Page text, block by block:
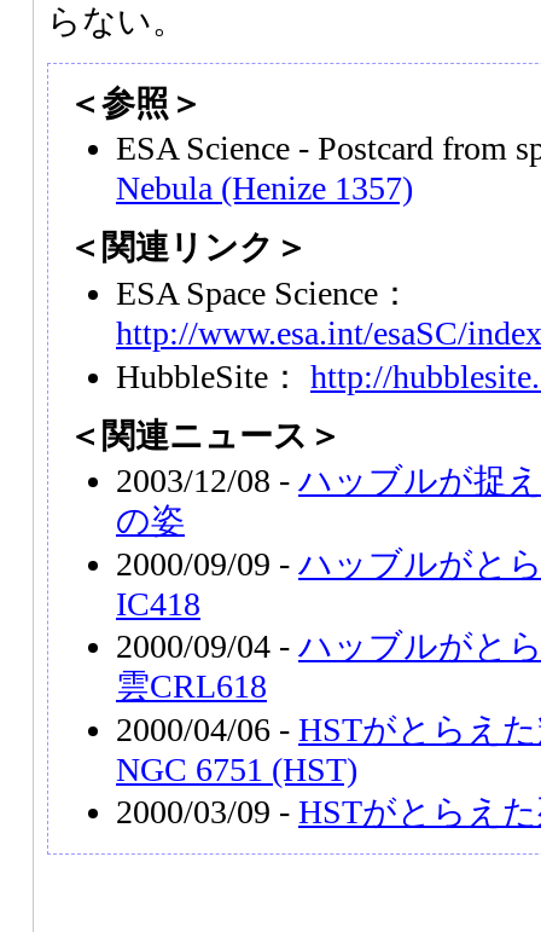
らない。
＜参照＞
ESA Science - Postcard from
Nebula (Henize 1357)
＜関連リンク＞
ESA Space Science：
http://www.esa.int/esaSC/
HubbleSite： http://
＜関連ニュース＞
2003/12/08 - ハッブルが捉
の姿
2000/09/09 - ハッブルがと
IC418
2000/09/04 - ハッブルがと
雲CRL618
2000/04/06 - HSTがとらえ
NGC 6751 (HST)
2000/03/09 - HSTがとらえ